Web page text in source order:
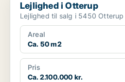
Lejlighed i Otterup
Lejlighed til salg i 5450 Otterup
Areal
Ca. 50 m2
Pris
Ca. 2.100.000 kr.